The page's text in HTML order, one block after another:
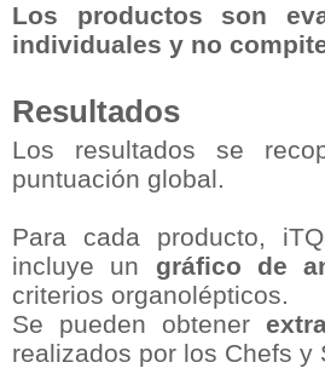
Los productos son
individuales y no
Resultados
Los resultados se
puntuación global.
Para cada producto,
incluye un gráfico de
criterios organolépticos.
Se pueden obtener
realizados por los Chefs y